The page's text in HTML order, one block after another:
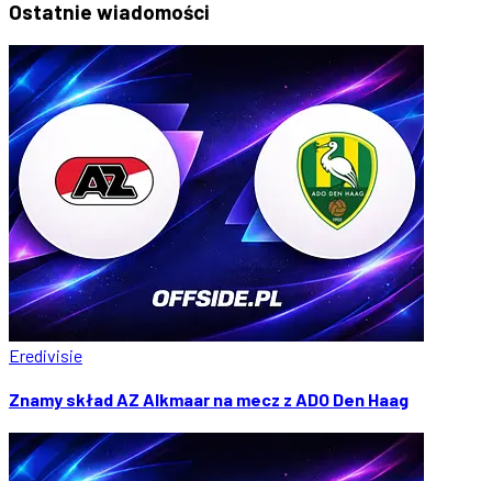
Ostatnie wiadomości
Eredivisie
Znamy skład AZ Alkmaar na mecz z ADO Den Haag